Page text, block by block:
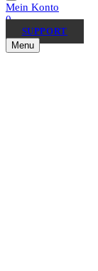
Mein Konto
0
SUPPORT
Menu